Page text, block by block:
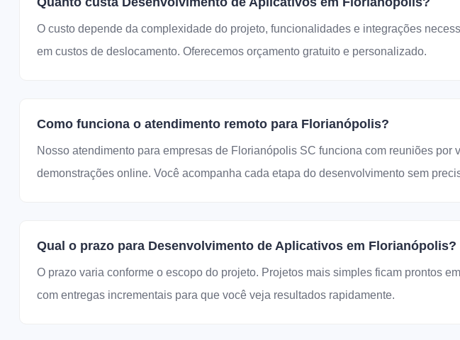
O custo depende da complexidade do projeto, funcionalidades e integrações
em custos de deslocamento. Oferecemos orçamento gratuito e personalizado.
Como funciona o atendimento remoto para Florianópolis?
Nosso atendimento para empresas de Florianópolis SC funciona com reuniões
demonstrações online. Você acompanha cada etapa do desenvolvimento sem
Qual o prazo para Desenvolvimento de Aplicativos em Florianópolis?
O prazo varia conforme o escopo do projeto. Projetos mais simples ficam prontos
com entregas incrementais para que você veja resultados rapidamente.